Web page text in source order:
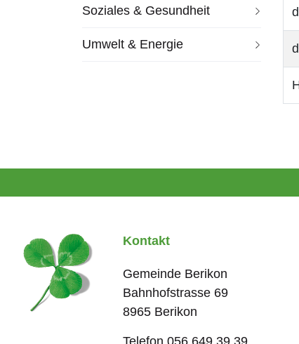
l
Soziales & Gesundheit
Umwelt & Energie
Kontakt
Gemeinde Berikon
Bahnhofstrasse 69
8965 Berikon
Telefon 056 649 39 39